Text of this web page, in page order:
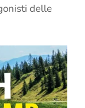
delle